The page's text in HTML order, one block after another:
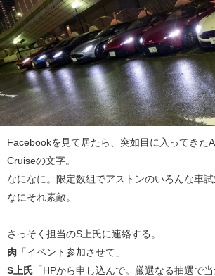
Facebookを見て居たら、突如目に入ってきた
Cruiseの文字。
なになに。限定数組でアストンのいろんな車
なにそれ素敵。
さっそく担当のS上氏に連絡する。
肉 「イベント参加させて」
S上氏 「HPから申し込んで。厳選なる抽選で